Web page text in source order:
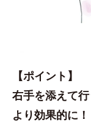
【ポイント】
右手を添えて
より効果的に！